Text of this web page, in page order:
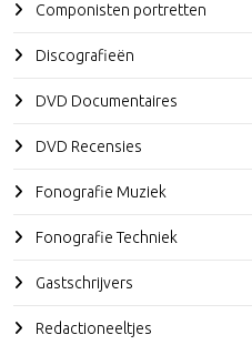
Componisten portretten
Discografieën
DVD Documentaires
DVD Recensies
Fonografie Muziek
Fonografie Techniek
Gastschrijvers
Redactioneeltjes